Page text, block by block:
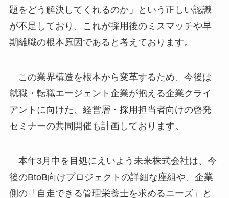
題をどう解決してくれるのか」という正しい認識
が不足しており、これが採用後のミスマッチや早
期離職の根本原因であると考えております。
この業界構造を根本から変革するため、今後は
就職・転職エージェント企業が抱える企業クライ
アントに向けた、経営層・採用担当者向けの啓発
セミナーの共同開催も計画しております。
本年3月中を目処にえいよう未来株式会社は、今
後のBtoB向けプロジェクトの詳細な座組や、企業
側の「自走できる管理栄養士を求めるニーズ」と